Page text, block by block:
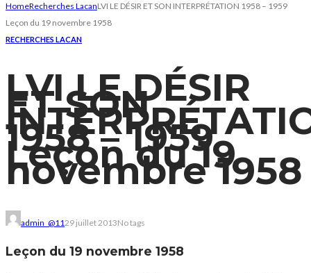
HomeRecherches LacanLVI LE DÉSIR ET SON INTERPRÉTATION 1958 – 1959
Leçon du 19 novembre 1958
RECHERCHES LACAN
LVI LE DÉSIR
ET SON
1958 – 1959
Leçon du 19
novembre 1958
admin_@11 29 juillet 2013No tags
Leçon du 19 novembre 1958